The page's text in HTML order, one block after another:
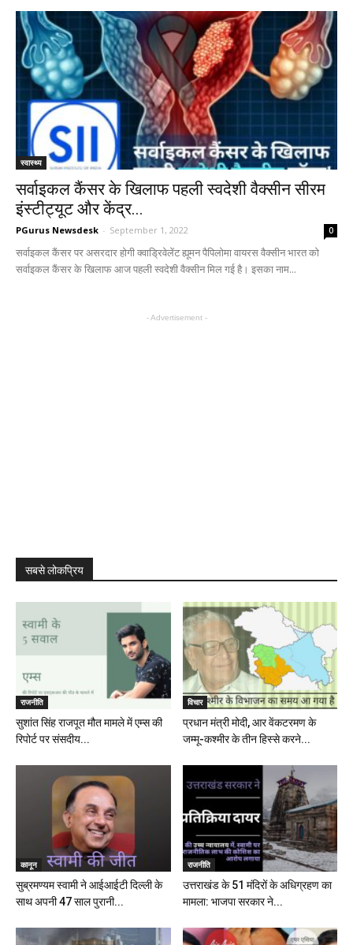
स्वास्थ्य
सर्वाइकल कैंसर के खिलाफ पहली स्वदेशी वैक्सीन सीरम
इंस्टीट्यूट और केंद्र...
PGurus Newsdesk - September 1, 2022 0
सर्वाइकल कैंसर पर असरदार होगी क्वाड्रिवेलेंट ह्यूमन पैपिलोमा वायरस वैक्सीन भारत को
सर्वाइकल कैंसर के खिलाफ आज पहली स्वदेशी वैक्सीन मिल गई है। इसका नाम...
- Advertisement -
सबसे लोकप्रिय
राजनीति
सुशांत सिंह राजपूत मौत मामले में एम्स की
रिपोर्ट पर संसदीय...
विचार
प्रधान मंत्री मोदी, आर वेंकटरमण के
जम्मू-कश्मीर के तीन हिस्से करने...
कानून
सुब्रमण्यम स्वामी ने आईआईटी दिल्ली के
साथ अपनी 47 साल पुरानी...
राजनीति
उत्तराखंड के 51 मंदिरों के अधिग्रहण का
मामला: भाजपा सरकार ने...